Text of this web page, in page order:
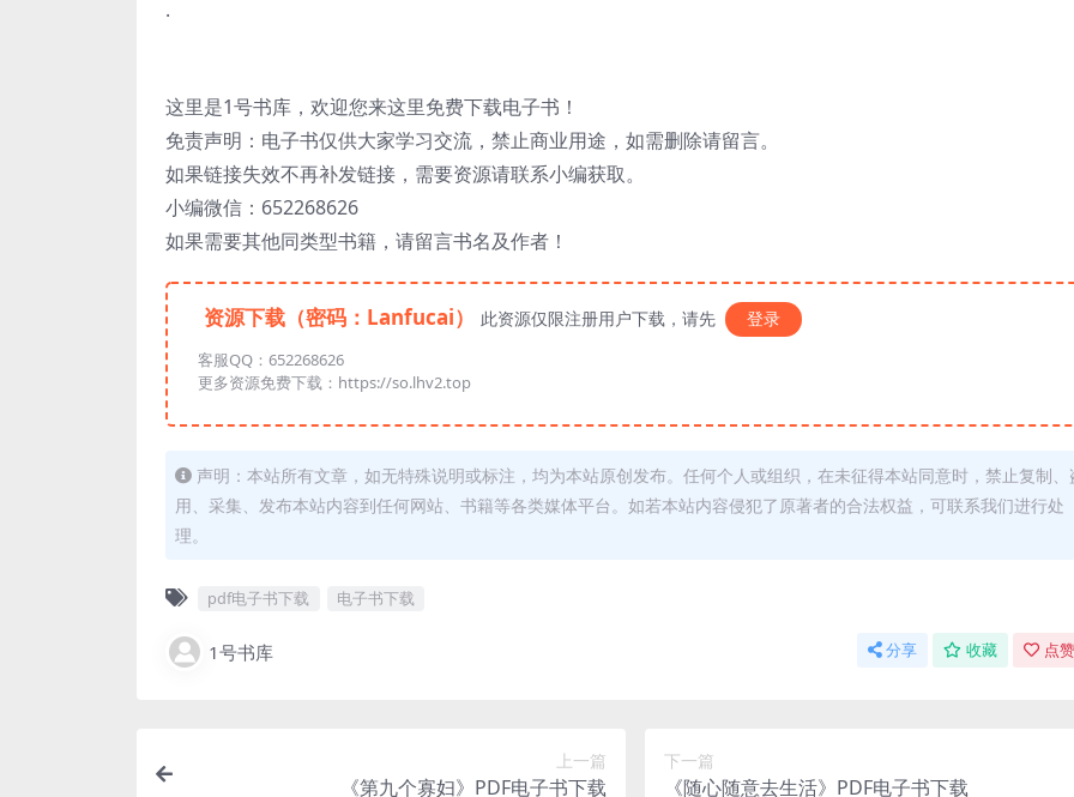
·
这里是1号书库，欢迎您来这里免费下载电子书！
免责声明：电子书仅供大家学习交流，禁止商业用途，如需删除请留言。
如果链接失效不再补发链接，需要资源请联系小编获取。
小编微信：652268626
如果需要其他同类型书籍，请留言书名及作者！
资源下载（密码：Lanfucai） 此资源仅限注册用户下载，请先 登录
客服QQ：652268626
更多资源免费下载：https://so.lhv2.top
声明：本站所有文章，如无特殊说明或标注，均为本站原创发布。任何个人或组织，在未征得本站同意时，禁止复制、
用、采集、发布本站内容到任何网站、书籍等各类媒体平台。如若本站内容侵犯了原著者的合法权益，可联系我们进行处
理。
pdf电子书下载 电子书下载
1号书库 分享 收藏 点
上一篇
《第九个寡妇》PDF电子书下载
下一篇
《随心随意去生活》PDF电子书下载